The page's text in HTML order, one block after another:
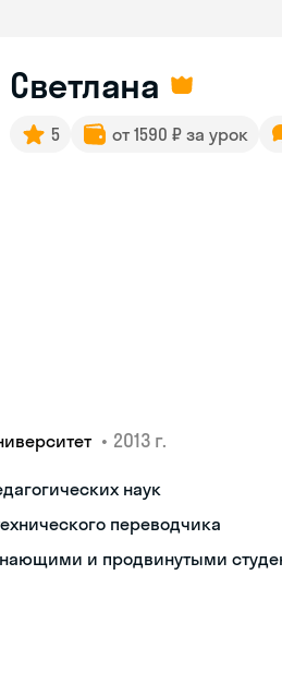
Светлана
5 от 1590 ₽ за урок
• 2013 г.
наук
переводчика
и продвинутыми